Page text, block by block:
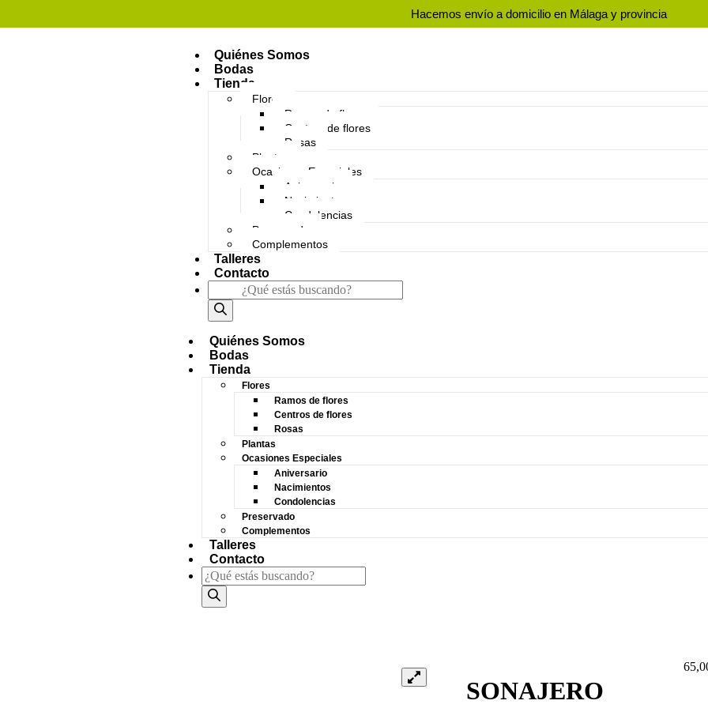
Hacemos envío a domicilio en Málaga y provincia
Quiénes Somos
Bodas
Tienda
Flores
Ramos de flores
Centros de flores
Rosas
Plantas
Ocasiones Especiales
Aniversario
Nacimientos
Condolencias
Preservado
Complementos
Talleres
Contacto
Quiénes Somos
Bodas
Tienda
Flores
Ramos de flores
Centros de flores
Rosas
Plantas
Ocasiones Especiales
Aniversario
Nacimientos
Condolencias
Preservado
Complementos
Talleres
Contacto
SONAJERO